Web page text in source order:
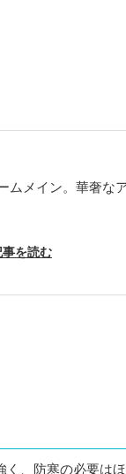
ムメイン。華奢な
を読む
、防寒の必要は